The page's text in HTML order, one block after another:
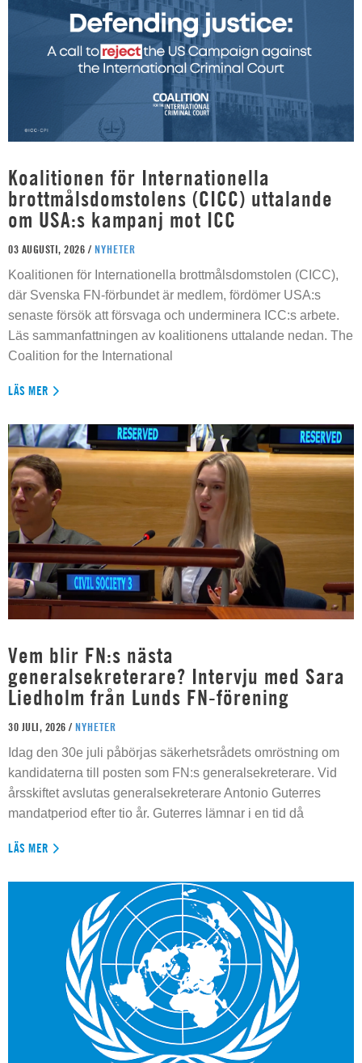
Koalitionen för Internationella
brottmålsdomstolens (CICC) uttalande
om USA:s kampanj mot ICC
03 AUGUSTI, 2026 / NYHETER
Koalitionen för Internationella brottmålsdomstolen (CICC),
där Svenska FN-förbundet är medlem, fördömer USA:s
senaste försök att försvaga och underminera ICC:s arbete.
Läs sammanfattningen av koalitionens uttalande nedan. The
Coalition for the International
LÄS MER
Vem blir FN:s nästa
generalsekreterare? Intervju med Sara
Liedholm från Lunds FN-förening
30 JULI, 2026 / NYHETER
Idag den 30e juli påbörjas säkerhetsrådets omröstning om
kandidaterna till posten som FN:s generalsekreterare. Vid
årsskiftet avslutas generalsekreterare Antonio Guterres
mandatperiod efter tio år. Guterres lämnar i en tid då
LÄS MER